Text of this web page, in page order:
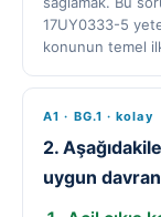
17UY0333-5
konunun temel
A1 · BG.1 · kolay
2.
uygun